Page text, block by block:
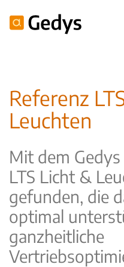
Referenz
Leuchten
Mit dem
LTS Licht &
gefunden, die
optimal
ganzheitliche